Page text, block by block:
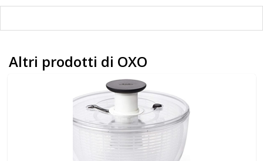
Altri prodotti di OXO